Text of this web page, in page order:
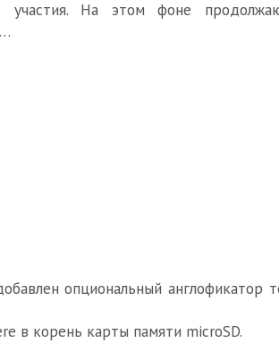
участия. На этом фоне
опциональный англофикатор
в корень карты памяти microSD.